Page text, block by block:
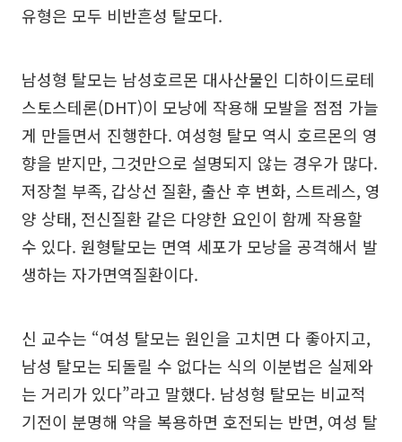
유형은 모두 비반흔성 탈모다.
남성형 탈모는 남성호르몬 대사산물인 디하이드로테
스토스테론(DHT)이 모낭에 작용해 모발을 점점 가늘
게 만들면서 진행한다. 여성형 탈모 역시 호르몬의 영
향을 받지만, 그것만으로 설명되지 않는 경우가 많다.
저장철 부족, 갑상선 질환, 출산 후 변화, 스트레스, 영
양 상태, 전신질환 같은 다양한 요인이 함께 작용할
수 있다. 원형탈모는 면역 세포가 모낭을 공격해서 발
생하는 자가면역질환이다.
신 교수는 “여성 탈모는 원인을 고치면 다 좋아지고,
남성 탈모는 되돌릴 수 없다는 식의 이분법은 실제와
는 거리가 있다”라고 말했다. 남성형 탈모는 비교적
기전이 분명해 약을 복용하면 호전되는 반면, 여성 탈